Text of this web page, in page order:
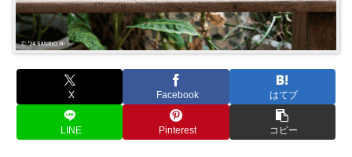
X Facebook はてブ
LINE Pinterest コピー